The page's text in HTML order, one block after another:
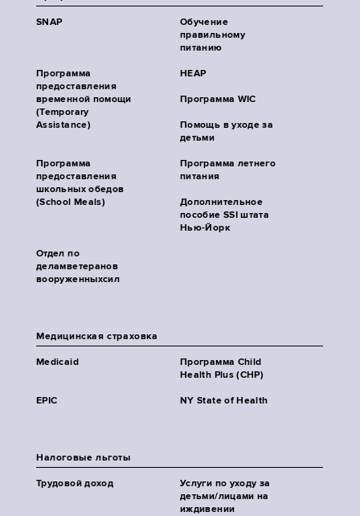
SNAP
Обучение
правильному
питанию
Программа
предоставления
временной помощи
(Temporary
Assistance)
HEAP
Программа WIC
Помощь в уходе за
детьми
Программа
предоставления
школьных обедов
(School Meals)
Программа летнего
питания
Дополнительное
пособие SSI штата
Нью-Йорк
Отдел по
деламветеранов
вооруженныхсил
Медицинская страховка
Medicaid
Программа Child
Health Plus (CHP)
EPIC NY State of Health
Налоговые льготы
Трудовой доход
Услуги по уходу за
детьми/лицами на
иждивении